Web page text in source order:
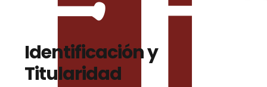
Identificación y
Titularidad